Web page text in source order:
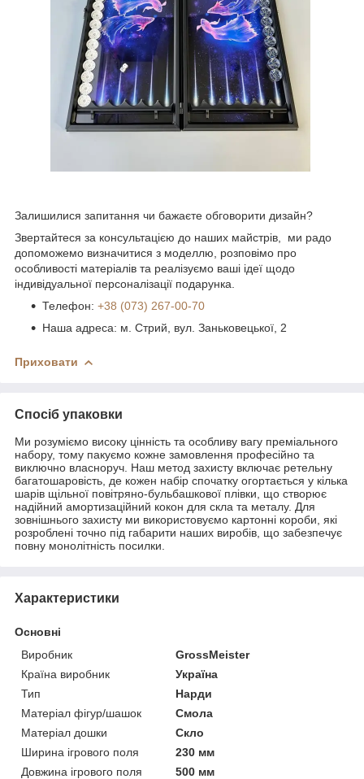
Залишилися запитання чи бажаєте обговорити дизайн?
Звертайтеся за консультацією до наших майстрів, ми радо
допоможемо визначитися з моделлю, розповімо про
особливості матеріалів та реалізуємо ваші ідеї щодо
індивідуальної персоналізації подарунка.
Телефон: +38 (073) 267-00-70
Наша адреса: м. Стрий, вул. Заньковецької, 2
Приховати
Спосіб упаковки
Ми розуміємо високу цінність та особливу вагу преміального
набору, тому пакуємо кожне замовлення професійно та
виключно власноруч. Наш метод захисту включає ретельну
багатошаровість, де кожен набір спочатку огортається у кілька
шарів щільної повітряно-бульбашкової плівки, що створює
надійний амортизаційний кокон для скла та металу. Для
зовнішнього захисту ми використовуємо картонні короби, які
розроблені точно під габарити наших виробів, що забезпечує
повну монолітність посилки.
Характеристики
Основні
Виробник
GrossMeister
Країна виробник
Україна
Тип
Нарди
Матеріал фігур/шашок
Смола
Матеріал дошки
Скло
Ширина ігрового поля
230 мм
Довжина ігрового поля
500 мм